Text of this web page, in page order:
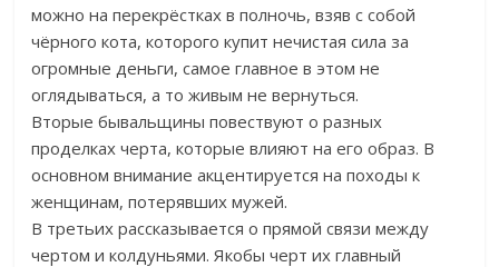
можно на перекрёстках в полночь, взяв с собой
чёрного кота, которого купит нечистая сила за
огромные деньги, самое главное в этом не
оглядываться, а то живым не вернуться.
Вторые бывальщины повествуют о разных
проделках черта, которые влияют на его образ. В
основном внимание акцентируется на походы к
женщинам, потерявших мужей.
В третьих рассказывается о прямой связи между
чертом и колдуньями. Якобы черт их главный